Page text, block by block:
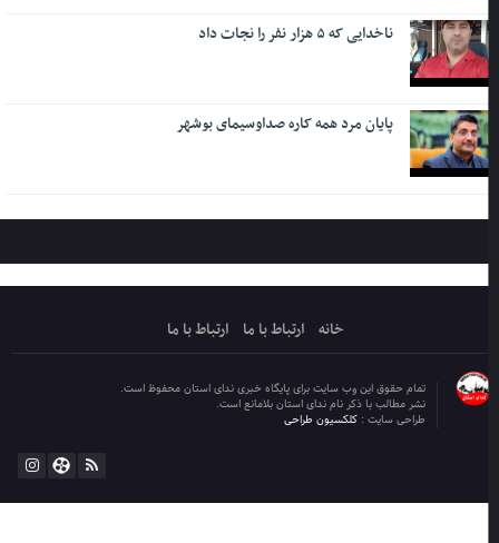
ناخدایی که ۵ هزار نفر را نجات داد
پایان مرد همه کاره صداوسیمای بوشهر
خانه ارتباط با ما ارتباط با ما
تمام حقوق این وب سایت برای پایگاه خبری ندای استان محفوظ است.
نشر مطالب با ذکر نام ندای استان بلامانع است.
طراحی سایت :کلکسیون طراحی